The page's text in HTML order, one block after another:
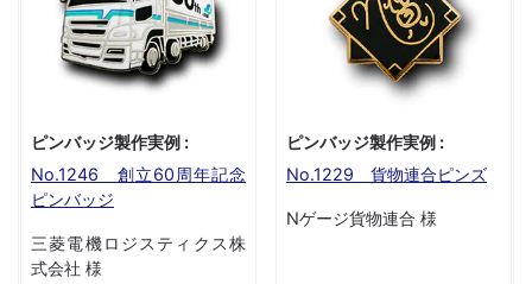
ピンバッジ製作実例 :
No.1246 創立60周年記念
ピンバッジ
三菱電機ロジスティクス株
式会社 様
ピンバッジ製作実例 :
No.1229 貨物連合ピンズ
Nゲージ貨物連合 様